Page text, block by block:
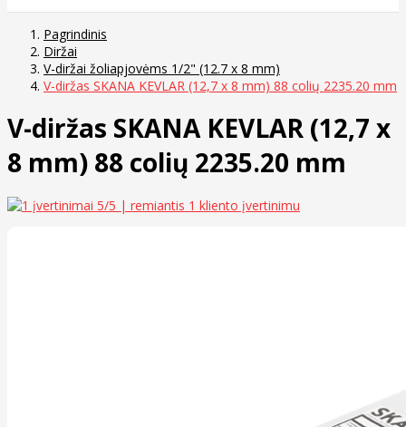
Pagrindinis
Diržai
V-diržai žoliapjovėms 1/2" (12.7 x 8 mm)
V-diržas SKANA KEVLAR (12,7 x 8 mm) 88 colių 2235.20 mm
V-diržas SKANA KEVLAR (12,7 x
8 mm) 88 colių 2235.20 mm
5/5 | remiantis 1 kliento įvertinimu